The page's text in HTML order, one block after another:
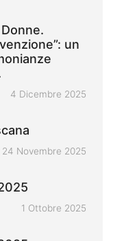
un
Pubblicato il
4 Dicembre 2025
Pubblicato il
24 Novembre 2025
Pubblicato il
1 Ottobre 2025